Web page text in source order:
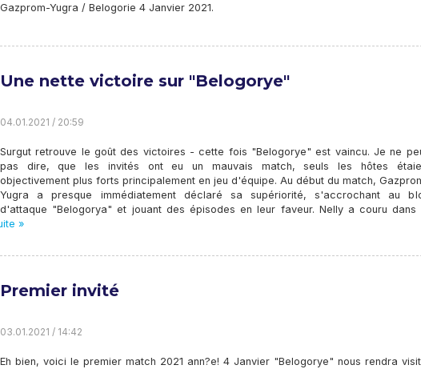
Gazprom-Yugra / Belogorie 4 Janvier 2021.
Une nette victoire sur "Belogorye"
04.01.2021 / 20:59
Surgut retrouve le goût des victoires - cette fois "Belogorye" est vaincu. Je ne
pas dire, que les invités ont eu un mauvais match, seuls les hôtes
objectivement plus forts principalement en jeu d'équipe. Au début du match,
Yugra a presque immédiatement déclaré sa supériorité, s'accrochant au
d'attaque "Belogorya" et jouant des épisodes en leur faveur. Nelly a couru dans
»
Premier invité
03.01.2021 / 14:42
Eh bien, voici le premier match 2021 ann?e! 4 Janvier "Belogorye" nous rendra